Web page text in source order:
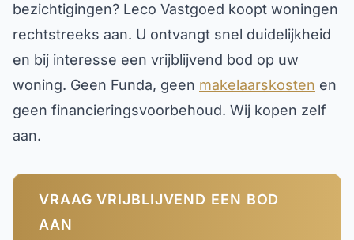
bezichtigingen? Leco Vastgoed koopt woningen
rechtstreeks aan. U ontvangt snel duidelijkheid
en bij interesse een vrijblijvend bod op uw
woning. Geen Funda, geen makelaarskosten en
geen financieringsvoorbehoud. Wij kopen zelf
aan.
VRAAG VRIJBLIJVEND EEN BOD
AAN